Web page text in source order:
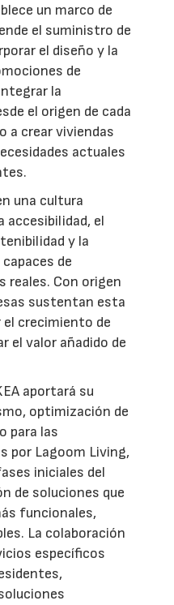
un marco de
el suministro de
el diseño y la
de
la
el origen de cada
a crear viviendas
actuales
una cultura
accesibilidad, el
y la
de
reales. Con origen
sustentan esta
el crecimiento de
el valor añadido de
aportará su
optimización de
para las
por Lagoom Living,
iniciales del
de soluciones que
funcionales,
La colaboración
específicos